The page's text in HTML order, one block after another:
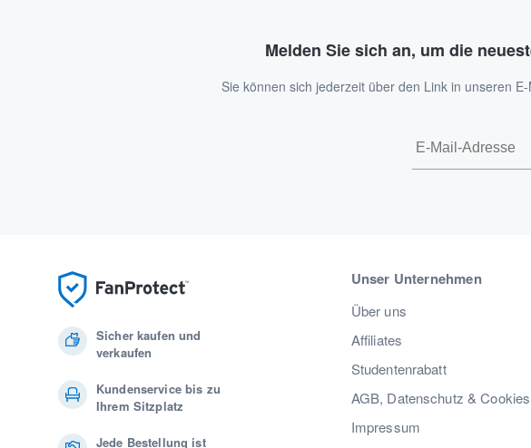
Melden Sie sich an, um die
Sie können sich jederzeit über den Link in unseren
Sicher kaufen und
verkaufen
Kundenservice bis zu
Ihrem Sitzplatz
Jede Bestellung ist
Unser Unternehmen
Über uns
Affiliates
Studentenrabatt
AGB, Datenschutz & Cookies
Impressum